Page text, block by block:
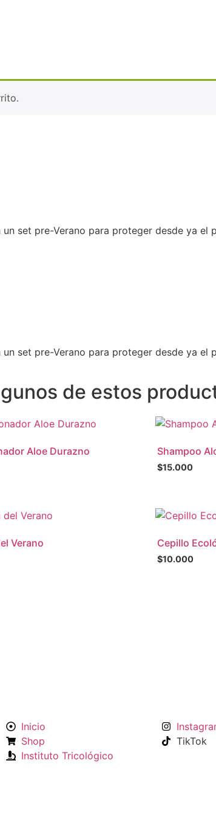
set pre-Verano para proteger desde ya el
set pre-Verano para proteger desde ya el
de estos
Aloe Durazno Shampoo
$15.000
Verano Cepillo
$10.000
Inicio
Shop
Instituto Tricológico
TikTok